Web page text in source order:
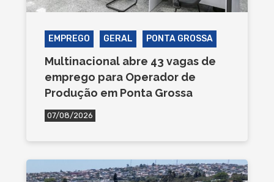
EMPREGO GERAL PONTA GROSSA
Multinacional abre 43 vagas de
emprego para Operador de
Produção em Ponta Grossa
07/08/2026